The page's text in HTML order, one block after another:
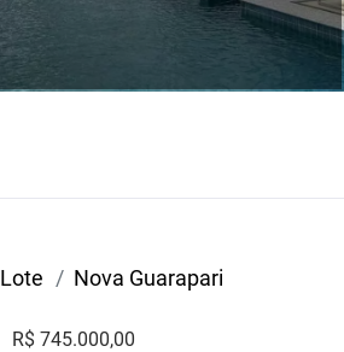
Lote Nova Guarapari
R$ 745.000,00